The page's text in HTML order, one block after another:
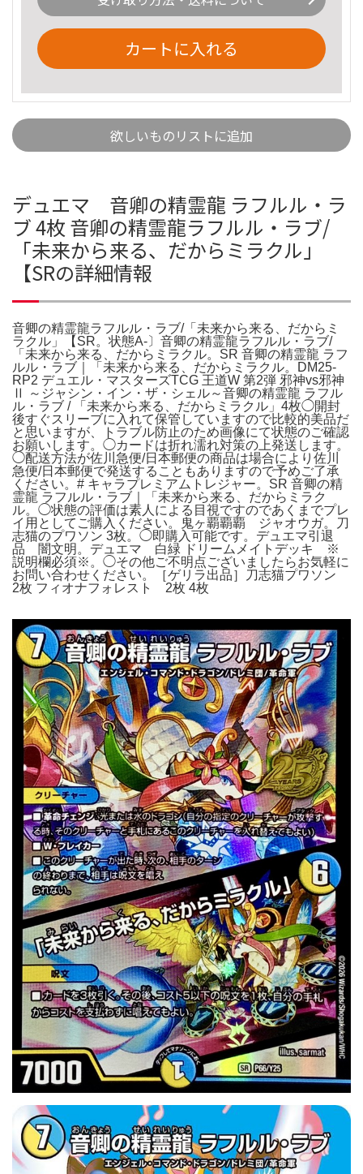
カートに入れる
欲しいものリストに追加
デュエマ 音卿の精霊龍 ラフルル・ラ
ブ 4枚 音卿の精霊龍ラフルル・ラブ/
「未来から来る、だからミラクル」
【SRの詳細情報
音卿の精霊龍ラフルル・ラブ/「未来から来る、だからミ
ラクル」【SR。状態A-〕音卿の精霊龍ラフルル・ラブ/
「未来から来る、だからミラクル。SR 音卿の精霊龍 ラフ
ルル・ラブ｜「未来から来る、だからミラクル。DM25-
RP2 デュエル・マスターズTCG 王道W 第2弾 邪神vs邪神
Ⅱ ～ジャシン・イン・ザ・シェル～音卿の精霊龍 ラフル
ル・ラブ / 「未来から来る、だからミラクル」4枚◯開封
後すぐスリーブに入れて保管していますので比較的美品だ
と思いますが、トラブル防止のため画像にて状態のご確認
お願いします。◯カードは折れ濡れ対策の上発送します。
◯配送方法が佐川急便/日本郵便の商品は場合により佐川
急便/日本郵便で発送することもありますので予めご了承
ください。# キャラプレミアムトレジャー。SR 音卿の精
霊龍 ラフルル・ラブ｜「未来から来る、だからミラク
ル。◯状態の評価は素人による目視ですのであくまでプレ
イ用としてご購入ください。鬼ヶ覇覇覇 ジャオウガ。刀
志猫のプワソン 3枚。◯即購入可能です。デュエマ引退
品 闇文明。デュエマ 白緑 ドリームメイトデッキ ※
説明欄必須※。◯その他ご不明点ございましたらお気軽に
お問い合わせください。［ゲリラ出品］刀志猫プワソン
2枚 フィオナフォレスト 2枚 4枚